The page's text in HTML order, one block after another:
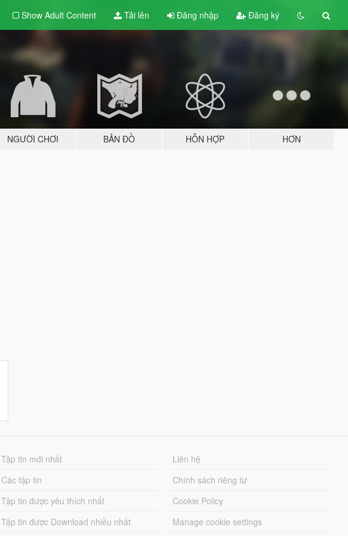
Show Adult Content Tải lên Đăng nhập Đăng ký
NGƯỜI CHƠI BẢN ĐỒ HỖN HỢP HƠN
Tập tin mới nhất
Các tập tin
Tập tin được yêu thích nhất
Tập tin được Download nhiều nhất
Liên hệ
Chính sách riêng tư
Cookie Policy
Manage cookie settings